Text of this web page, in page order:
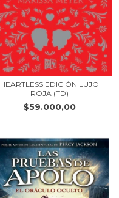
HEARTLESS EDICIÓN LUJO
ROJA (TD)
$59.000,00